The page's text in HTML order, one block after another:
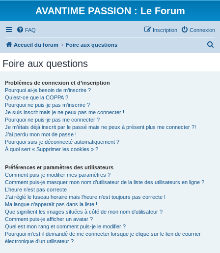
AVANTIME PASSION : Le Forum
FAQ Connexion
Inscription
Accueil du forum Foire aux questions
Foire aux questions
Problèmes de connexion et d’inscription
Pourquoi ai-je besoin de m’inscrire ?
Qu’est-ce que la COPPA ?
Pourquoi ne puis-je pas m’inscrire ?
Je suis inscrit mais je ne peux pas me connecter !
Pourquoi ne puis-je pas me connecter ?
Je m’étais déjà inscrit par le passé mais ne peux à présent plus me connecter ?!
J’ai perdu mon mot de passe !
Pourquoi suis-je déconnecté automatiquement ?
À quoi sert « Supprimer les cookies » ?
Préférences et paramètres des utilisateurs
Comment puis-je modifier mes paramètres ?
Comment puis-je masquer mon nom d’utilisateur de la liste des utilisateurs en ligne ?
L’heure n’est pas correcte !
J’ai réglé le fuseau horaire mais l’heure n’est toujours pas correcte !
Ma langue n’apparaît pas dans la liste !
Que signifient les images situées à côté de mon nom d’utilisateur ?
Comment puis-je afficher un avatar ?
Quel est mon rang et comment puis-je le modifier ?
Pourquoi m’est-il demandé de me connecter lorsque je clique sur le lien de courrier
électronique d’un utilisateur ?